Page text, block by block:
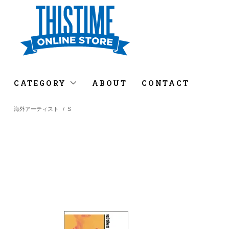
CATEGORY ABOUT CONTACT
海外アーティスト / S